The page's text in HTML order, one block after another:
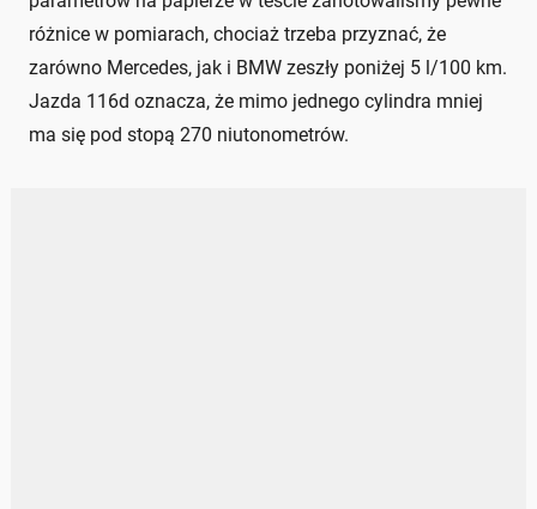
różnice w pomiarach, chociaż trzeba przyznać, że
zarówno Mercedes, jak i BMW zeszły poniżej 5 l/100 km.
Jazda 116d oznacza, że mimo jednego cylindra mniej
ma się pod stopą 270 niutonometrów.